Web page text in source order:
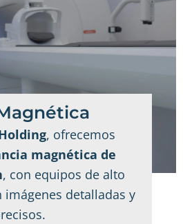
, ofrecemos
magnética de
, con equipos de alto
detalladas y